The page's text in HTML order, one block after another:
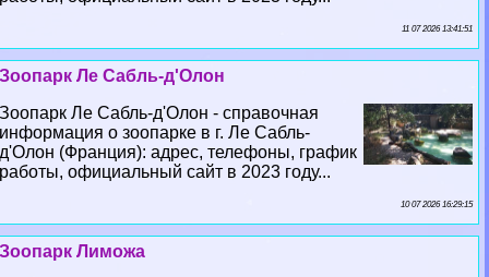
11 07 2026 13:41:51
Зоопарк Ле Сабль-д'Олон
Зоопарк Ле Сабль-д'Олон - справочная
информация о зоопарке в г. Ле Сабль-
д'Олон (Франция): адрес, телефоны, график
работы, официальный сайт в 2023 году...
10 07 2026 16:29:15
Зоопарк Лиможа